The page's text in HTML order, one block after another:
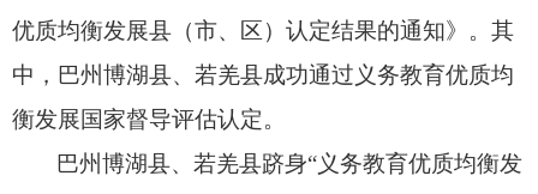
优质均衡发展县（市、
区）认定结果的通知》。 其
中， 巴州博湖县、 若羌县成功通过义务教育优质均
衡发展国家督导评估认定。
巴州博湖县、 若羌县跻身“义务教育优质均衡发